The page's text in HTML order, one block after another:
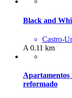
Black and
Castro-
A 0.11 km
Apartamentos
reformado